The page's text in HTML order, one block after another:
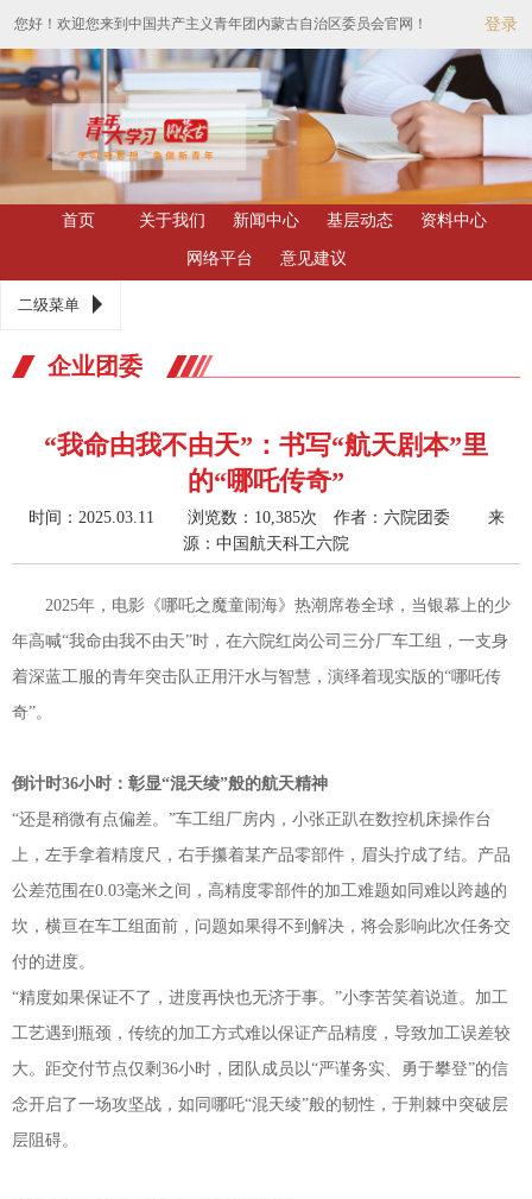
您好！欢迎您来到中国共产主义青年团内蒙古自治区委员会官网！ 登录
首页 关于我们 新闻中心 基层动态 资料中心
网络平台 意见建议
二级菜单
企业团委
“我命由我不由天”：书写“航天剧本”里
的“哪吒传奇”
时间：2025.03.11 浏览数：10,385次 作者：六院团委 来
源：中国航天科工六院
2025年，电影《哪吒之魔童闹海》热潮席卷全球，当银幕上的少
年高喊“我命由我不由天”时，在六院红岗公司三分厂车工组，一支身
着深蓝工服的青年突击队正用汗水与智慧，演绎着现实版的“哪吒传
奇”。
倒计时36小时： 彰显“混天绫”般的航天精神
“还是稍微有点偏差。”车工组厂房内，小张正趴在数控机床操作台
上，左手拿着精度尺，右手攥着某产品零部件，眉头拧成了结。产品
公差范围在0.03毫米之间，高精度零部件的加工难题如同难以跨越的
坎，横亘在车工组面前，问题如果得不到解决，将会影响此次任务交
付的进度。
“精度如果保证不了，进度再快也无济于事。”小李苦笑着说道。加工
工艺遇到瓶颈，传统的加工方式难以保证产品精度，导致加工误差较
大。距交付节点仅剩36小时，团队成员以“严谨务实、勇于攀登”的信
念开启了一场攻坚战，如同哪吒“混天绫”般的韧性，于荆棘中突破层
层阻碍。